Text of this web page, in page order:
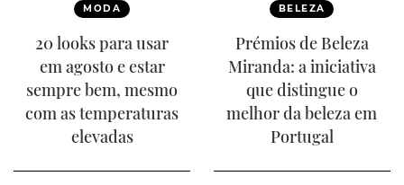
MODA
20 looks para usar
em agosto e estar
sempre bem, mesmo
com as temperaturas
elevadas
BELEZA
Prémios de Beleza
Miranda: a iniciativa
que distingue o
melhor da beleza em
Portugal